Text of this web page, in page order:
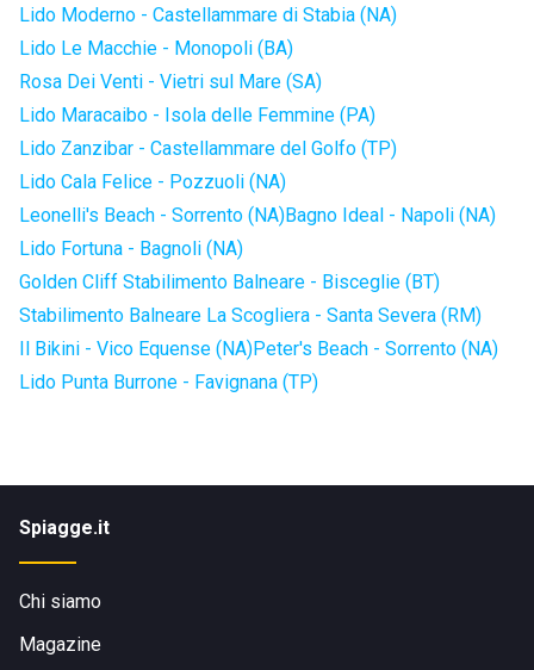
Lido Moderno - Castellammare di Stabia (NA)
Lido Le Macchie - Monopoli (BA)
Rosa Dei Venti - Vietri sul Mare (SA)
Lido Maracaibo - Isola delle Femmine (PA)
Lido Zanzibar - Castellammare del Golfo (TP)
Lido Cala Felice - Pozzuoli (NA)
Leonelli's Beach - Sorrento (NA)Bagno Ideal - Napoli (NA)
Lido Fortuna - Bagnoli (NA)
Golden Cliff Stabilimento Balneare - Bisceglie (BT)
Stabilimento Balneare La Scogliera - Santa Severa (RM)
Il Bikini - Vico Equense (NA)Peter's Beach - Sorrento (NA)
Lido Punta Burrone - Favignana (TP)
Spiagge.it
Chi siamo
Magazine